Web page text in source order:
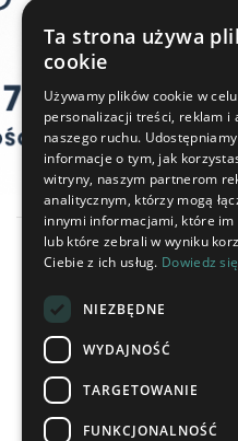
Ta strona używa
cookie
Używamy plików cookie w celu
personalizacji treści, reklam i
naszego ruchu.
informacje o tym, jak
witryny, naszym partnerom
analitycznym, którzy mogą
innymi informacjami, które im
lub które zebrali w wyniku
Ciebie z ich usług. Dowiedz
NIEZBĘDNE
WYDAJNOŚĆ
TARGETOWANIE
FUNKCJONALNOŚĆ